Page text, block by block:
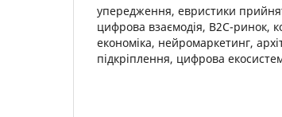
упередження, евристики
цифрова взаємодія, B2C-ринок,
економіка, нейромаркетинг,
підкріплення, цифрова